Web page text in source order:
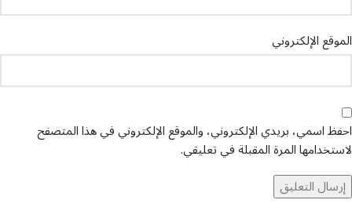
الموقع الإلكتروني
احفظ اسمي، بريدي الإلكتروني، والموقع الإلكتروني في هذا المتصفح
لاستخدامها المرة المقبلة في تعليقي.